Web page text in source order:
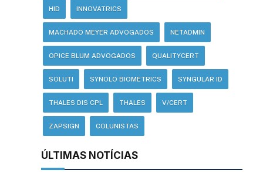
HID INNOVATRICS
MACHADO MEYER ADVOGADOS NETADMIN
OPICE BLUM ADVOGADOS QUALITYCERT
SOLUTI SYNOLO BIOMETRICS SYNGULAR ID
THALES DIS CPL THALES V/CERT
ZAPSIGN COLUNISTAS
ÚLTIMAS NOTÍCIAS